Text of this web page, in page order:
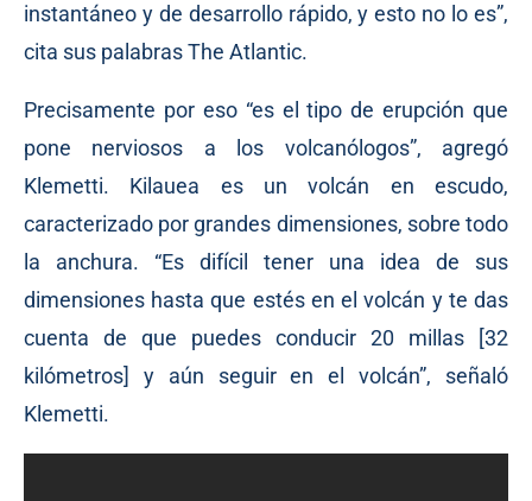
instantáneo y de desarrollo rápido, y esto no lo es”,
cita sus palabras The Atlantic.
Precisamente por eso “es el tipo de erupción que
pone nerviosos a los volcanólogos”, agregó
Klemetti. Kilauea es un volcán en escudo,
caracterizado por grandes dimensiones, sobre todo
la anchura. “Es difícil tener una idea de sus
dimensiones hasta que estés en el volcán y te das
cuenta de que puedes conducir 20 millas [32
kilómetros] y aún seguir en el volcán”, señaló
Klemetti.